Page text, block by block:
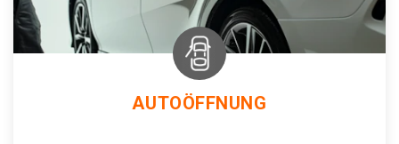
AUTOÖFFNUNG